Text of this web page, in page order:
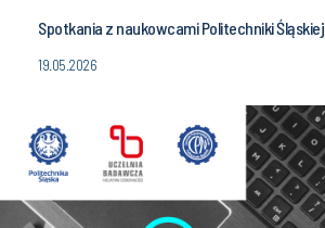
Spotkania z naukowcami Politechniki Śląskiej
19.05.2026